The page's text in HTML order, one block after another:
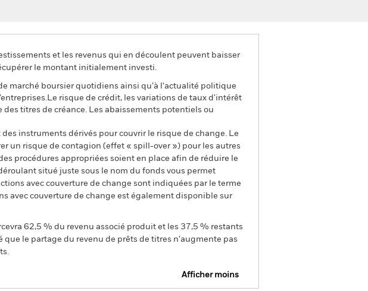
et les revenus qui en découlent peuvent baisser
le montant initialement investi.
marché boursier quotidiens ainsi qu’à l'actualité politique
risque de crédit, les variations de taux d'intérêt
titres de créance. Les abaissements potentiels ou
instruments dérivés pour couvrir le risque de change. Le
un risque de contagion (effet « spill-over ») pour les autres
procédures appropriées soient en place afin de réduire le
situé juste sous le nom du fonds vous permet
avec couverture de change sont indiquées par le terme
avec couverture de change est également disponible sur
62,5 % du revenu associé produit et les 37,5 % restants
le partage du revenu de prêts de titres n'augmente pas
Afficher moins